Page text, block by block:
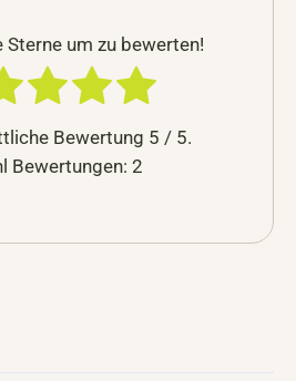
Sterne um zu bewerten!
Bewertung 5 / 5.
Bewertungen: 2